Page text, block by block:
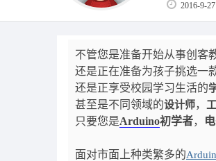
2016-9-
不管您是准备开始从事创客
还是正在准备为孩子挑选一
还是正享受校园学习生活的
甚至是不同领域的设计师，
只要您是Arduino初学者，
面对市面上种类繁多的